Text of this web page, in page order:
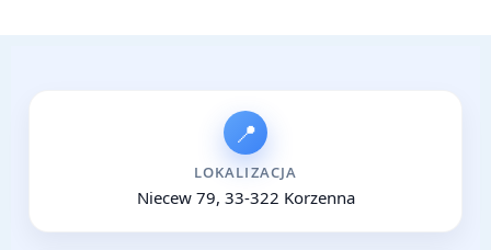
📍
LOKALIZACJA
Niecew 79, 33-322 Korzenna